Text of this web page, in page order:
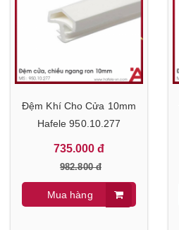
Đệm Khí Cho Cửa 10mm
Hafele 950.10.277
735.000 đ
982.800 đ
Mua hàng